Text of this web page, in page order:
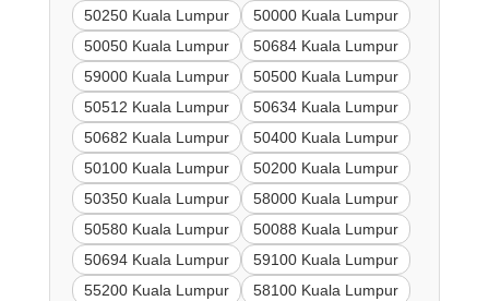
50250 Kuala Lumpur
50000 Kuala Lumpur
50050 Kuala Lumpur
50684 Kuala Lumpur
59000 Kuala Lumpur
50500 Kuala Lumpur
50512 Kuala Lumpur
50634 Kuala Lumpur
50682 Kuala Lumpur
50400 Kuala Lumpur
50100 Kuala Lumpur
50200 Kuala Lumpur
50350 Kuala Lumpur
58000 Kuala Lumpur
50580 Kuala Lumpur
50088 Kuala Lumpur
50694 Kuala Lumpur
59100 Kuala Lumpur
55200 Kuala Lumpur
58100 Kuala Lumpur